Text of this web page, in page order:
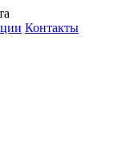
Контакты